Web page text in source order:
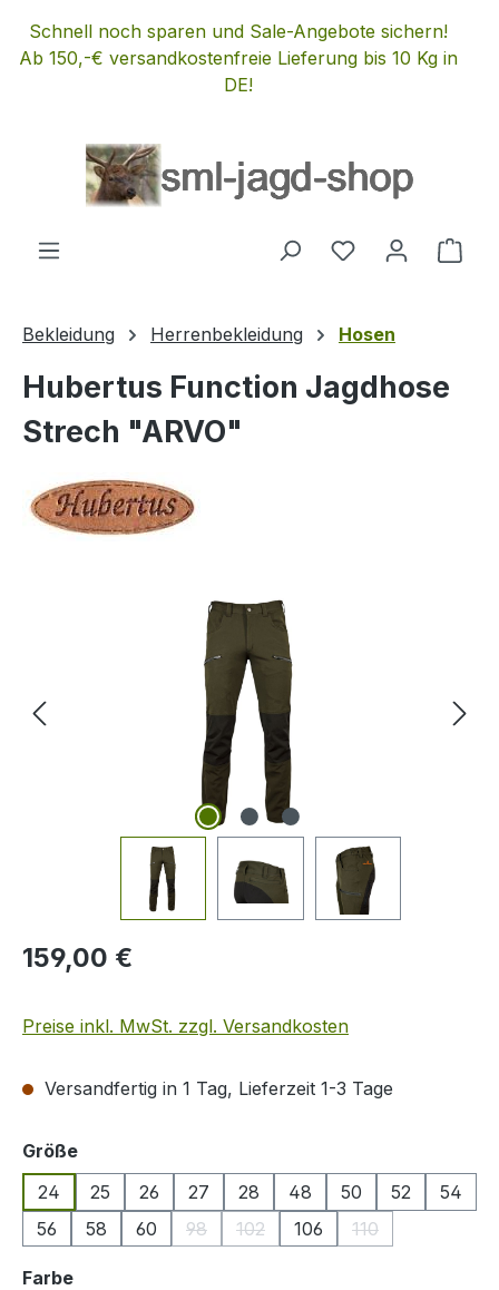
Zum Hauptinhalt springen
Schnell noch sparen und Sale-Angebote sichern!
Ab 150,-€ versandkostenfreie Lieferung bis 10 Kg in
DE!
Du hast 0
Bekleidung Herrenbekleidung Hosen
Hubertus Function Jagdhose
Strech "ARVO"
Bildergalerie überspringen
Regulärer Preis:
159,00 €
Preise inkl. MwSt. zzgl. Versandkosten
Versandfertig in 1 Tag, Lieferzeit 1-3 Tage
Größeauswählen
24
25 26 27 28 48 50 52
54
56
58 60 98
(Diese Option ist zurzeit nicht verfügbar.)
102
(Diese Option ist zurzeit nicht
106 110
(Diese Option ist
Farbeauswählen